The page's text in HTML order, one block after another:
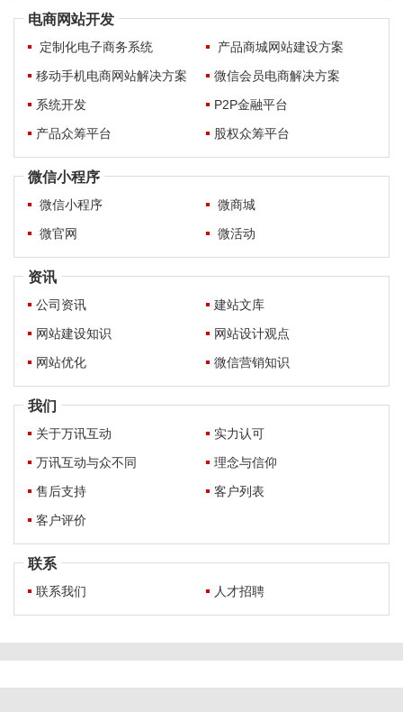
电商网站开发
定制化电子商务系统
产品商城网站建设方案
移动手机电商网站解决方案
微信会员电商解决方案
系统开发
P2P金融平台
产品众筹平台
股权众筹平台
微信小程序
微信小程序
微商城
微官网
微活动
资讯
公司资讯
建站文库
网站建设知识
网站设计观点
网站优化
微信营销知识
我们
关于万讯互动
实力认可
万讯互动与众不同
理念与信仰
售后支持
客户列表
客户评价
联系
联系我们 人才招聘